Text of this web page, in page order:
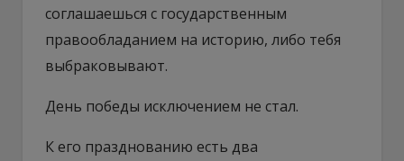
соглашаешься с государственным
правообладанием на историю, либо тебя
выбраковывают.
День победы исключением не стал.
К его празднованию есть два